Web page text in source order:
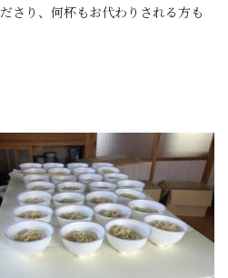
さり、何杯もお代わりされる方も